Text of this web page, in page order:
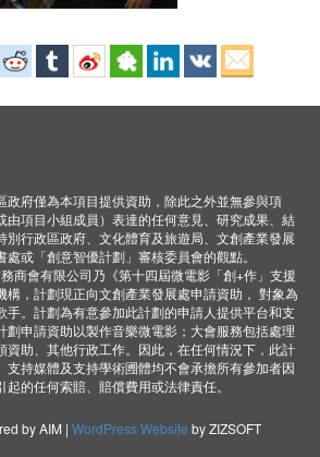
政府僅為本項目提供資助，除此之外並無參與項
由項目小組成員）表達的任何意見、研究成果、結
別行政區政府、文化體育及旅遊局、文創產業發展
或「創意智優計劃」審核委員會的觀點。
商會有限公司乃《第十四屆微電影「創+作」支援
構，計劃現正向文創產業發展處申請資助， 對象為
手。計劃為有意參加此計劃的申請人提供平台和支
劃申請資助以製作音樂微電影；大會服務包括處理
資助、其他行政工作。因此，在任何情況下，此計
支持媒體及支持學術圑體均不會承擔所有參加者因
的任何索賠、賠償費用或法律責任。
by AIM |WordPress Website by ZIZSOFT